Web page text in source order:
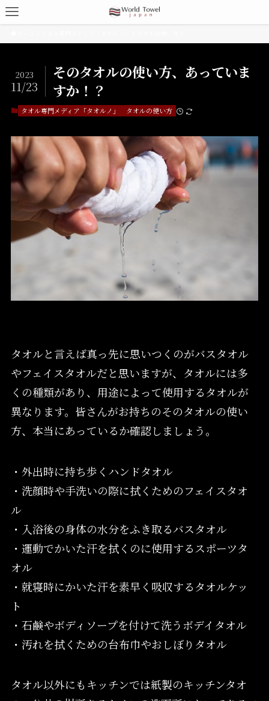
そのタオルの使い方、あっていま
すか！？
2023
11/23
タオル専門メディア「タオルノ」 タオルの使い方
タオルと言えば真っ先に思いつくのがバスタオル
やフェイスタオルだと思いますが、タオルには多
くの種類があり、用途によって使用するタオルが
異なります。皆さんがお持ちのそのタオルの使い
方、本当にあっているか確認しましょう。
・外出時に持ち歩くハンドタオル
・洗顔時や手洗いの際に拭くためのフェイスタオ
ル
・入浴後の身体の水分をふき取るバスタオル
・運動でかいた汗を拭くのに使用するスポーツタ
オル
・就寝時にかいた汗を素早く吸収するタオルケッ
ト
・石鹸やボディソープを付けて洗うボデイタオル
・汚れを拭くための台布巾やおしぼりタオル
タオル以外にもキッチンでは紙製のキッチンタオ